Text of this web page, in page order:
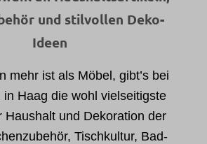
und stilvollen Deko-
Ideen
mehr ist als Möbel, gibt’s bei
in Haag die wohl vielseitigste
Haushalt und Dekoration der
Tischkultur, Bad-